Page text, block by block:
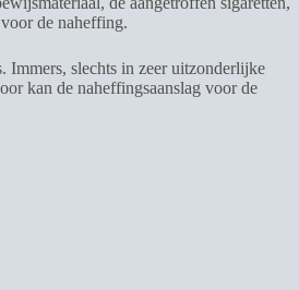
de naheffing.
Immers, slechts in zeer uitzonderlijke
kan de naheffingsaanslag voor de